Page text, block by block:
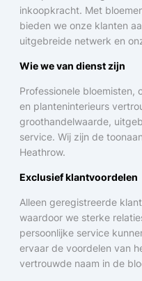
inkoopkracht. Met
bieden we onze klanten
uitgebreide netwerk en
Wie we van dienst zijn
Professionele bloemisten,
en planteninterieurs
groothandelwaarde,
service. Wij zijn de
Heathrow.
Exclusief klantvoordelen
Alleen geregistreerde
waardoor we sterke
persoonlijke service
ervaar de voordelen van
vertrouwde naam in de